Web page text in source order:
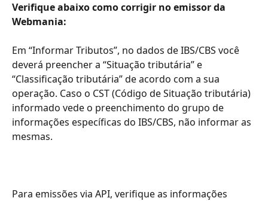
Verifique abaixo como corrigir no emissor da
Webmania:
Em “Informar Tributos”, no dados de IBS/CBS você
deverá preencher a “Situação tributária” e
“Classificação tributária” de acordo com a sua
operação. Caso o CST (Código de Situação tributária)
informado vede o preenchimento do grupo de
informações específicas do IBS/CBS, não informar as
mesmas.
Para emissões via API, verifique as informações